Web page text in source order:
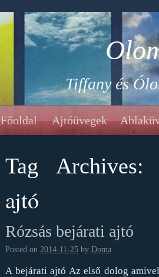
Tiffany és
Főoldal Ajtóüvegek
Tag
ajtó
Rózsás bejárati ajtó
Posted on 2014-11-25 by Doma
A bejárati ajtó Az első dolog